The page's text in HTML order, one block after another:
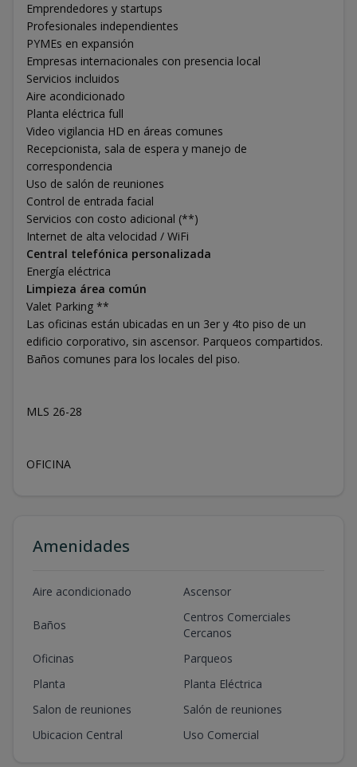
Emprendedores y startups
Profesionales independientes
PYMEs en expansión
Empresas internacionales con presencia local
Servicios incluidos
Aire acondicionado
Planta eléctrica full
Video vigilancia HD en áreas comunes
Recepcionista, sala de espera y manejo de
correspondencia
Uso de salón de reuniones
Control de entrada facial
Servicios con costo adicional (**)
Internet de alta velocidad / WiFi
Central telefónica personalizada
Energía eléctrica
Limpieza área común
Valet Parking **
Las oficinas están ubicadas en un 3er y 4to piso de un
edificio corporativo, sin ascensor. Parqueos compartidos.
Baños comunes para los locales del piso.
MLS 26-28
OFICINA
Amenidades
Aire acondicionado Ascensor
Baños
Centros Comerciales
Cercanos
Oficinas
Parqueos
Planta
Planta Eléctrica
Salon de reuniones
Salón de reuniones
Ubicacion Central
Uso Comercial